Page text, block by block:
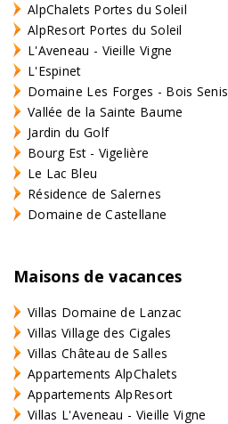
AlpChalets Portes du Soleil
AlpResort Portes du Soleil
L'Aveneau - Vieille Vigne
L'Espinet
Domaine Les Forges - Bois Senis
Vallée de la Sainte Baume
Jardin du Golf
Bourg Est - Vigelière
Le Lac Bleu
Résidence de Salernes
Domaine de Castellane
Maisons de vacances
Villas Domaine de Lanzac
Villas Village des Cigales
Villas Château de Salles
Appartements AlpChalets
Appartements AlpResort
Villas L'Aveneau - Vieille Vigne